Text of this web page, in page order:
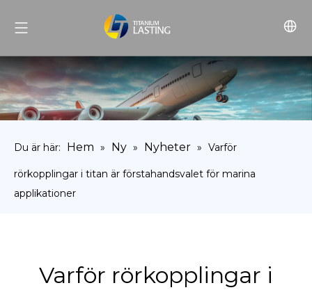
Du är här: Hem » Ny » Nyheter » Varför
rörkopplingar i titan är förstahandsvalet för marina
applikationer
Varför rörkopplingar i